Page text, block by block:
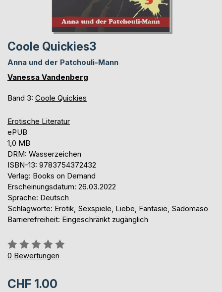
Coole Quickies3
Anna und der Patchouli-Mann
Vanessa Vandenberg
Band 3: Coole Quickies
Erotische Literatur
ePUB
1,0 MB
DRM: Wasserzeichen
ISBN-13: 9783754372432
Verlag: Books on Demand
Erscheinungsdatum: 26.03.2022
Sprache: Deutsch
Schlagworte: Erotik, Sexspiele, Liebe, Fantasie, Sadomaso
Barrierefreiheit: Eingeschränkt zugänglich
Bewertung::
0%
0 Bewertungen
CHF 1.00